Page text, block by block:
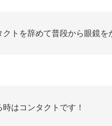
トを辞めて普段から眼鏡を
はコンタクトです！